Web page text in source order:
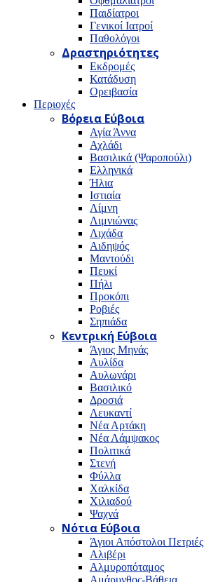
Παιδίατροι
Γενικοί Ιατροί
Παθολόγοι
Δραστηριότητες
Εκδρομές
Κατάδυση
Ορειβασία
Περιοχές
Βόρεια Εύβοια
Αγία Άννα
Αχλάδι
Βασιλικά (Ψαροπούλι)
Ελληνικά
Ήλια
Ιστιαία
Λίμνη
Λιμνιώνας
Λιχάδα
Αιδηψός
Μαντούδι
Πευκί
Πήλι
Προκόπι
Ροβιές
Σηπιάδα
Κεντρική Εύβοια
Άγιος Μηνάς
Αυλίδα
Αυλωνάρι
Βασιλικό
Δροσιά
Λευκαντί
Νέα Αρτάκη
Νέα Λάμψακος
Πολιτικά
Στενή
Φύλλα
Χαλκίδα
Χιλιαδού
Ψαχνά
Νότια Εύβοια
Άγιοι Απόστολοι Πετριές
Αλιβέρι
Αλμυροπόταμος